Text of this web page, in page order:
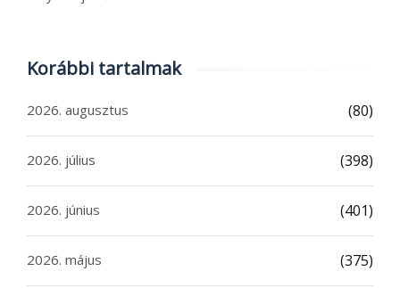
Korábbi tartalmak
2026. augusztus (80)
2026. július (398)
2026. június (401)
2026. május (375)